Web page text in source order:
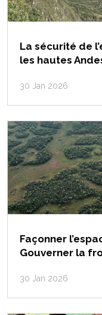
La sécurité de
les hautes
30 Jan 2026
Façonner
Gouverner la
30 Jan 2026